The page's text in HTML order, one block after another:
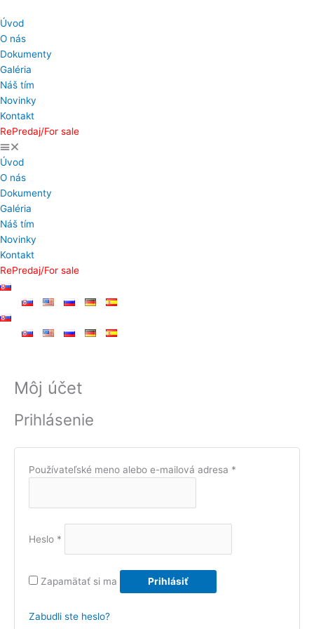
na
obsah
Úvod
O nás
Dokumenty
Galéria
Náš tím
Novinky
Kontakt
RePredaj/For sale
Úvod
O nás
Dokumenty
Galéria
Náš tím
Novinky
Kontakt
RePredaj/For sale
Môj účet
Prihlásenie
Používateľské meno alebo e-mailová adresa *
Heslo *
Povinné
Zapamätať si ma Prihlásiť
Zabudli ste heslo?